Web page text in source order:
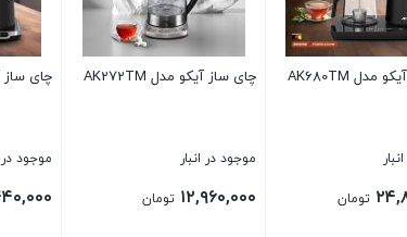
چای ساز آیکو مدل AK178TM
موجود در انبار
۱۷,۴۴۰,۰۰۰
چای ساز آیکو مدل AK175TM
موجود در انبار
۱۳,۷۶۰,۰۰۰